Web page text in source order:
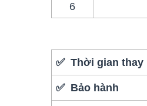
6
✅ Thời gian thay
✅ Bảo hành